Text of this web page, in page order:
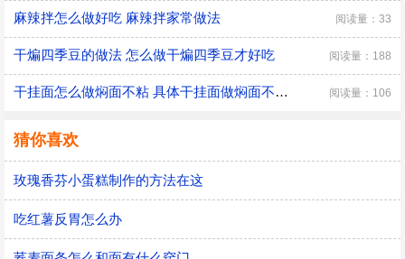
麻辣拌怎么做好吃 麻辣拌家常做法 阅读量：33
干煸四季豆的做法 怎么做干煸四季豆才好吃 阅读量：188
干挂面怎么做焖面不粘 具体干挂面做焖面不粘的方法 阅读量：106
猜你喜欢
玫瑰香芬小蛋糕制作的方法在这
吃红薯反胃怎么办